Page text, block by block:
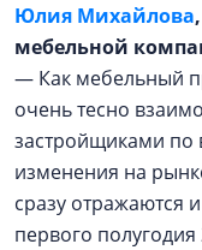
Юлия Михайлова
мебельной
— Как мебельный
очень тесно
застройщиками по
изменения на
сразу отражаются
первого